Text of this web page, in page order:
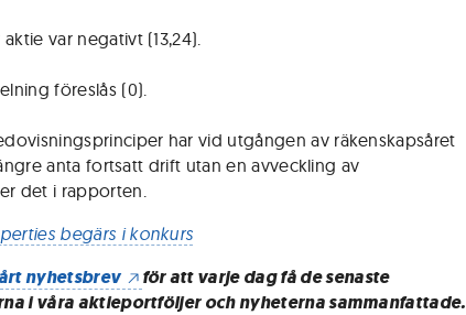
var negativt (13,24).
föreslås (0).
har vid utgången av räkenskapsåret
anta fortsatt drift utan en avveckling av
det i rapporten.
begärs i konkurs
nyhetsbrev
för att varje dag få de senaste
i våra aktieportföljer och nyheterna sammanfattade.